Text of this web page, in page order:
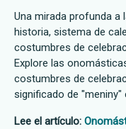
Una mirada profunda
historia, sistema de
costumbres de
Explore las
costumbres de
significado de "meniny"
Lee el artículo: